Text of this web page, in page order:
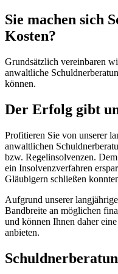
Sie machen sich
Kosten?
Grundsätzlich vereinbaren
anwaltliche
können.
Der Erfolg gibt
Profitieren Sie von unserer
anwaltlichen
bzw. Regelinsolvenzen.
ein Insolvenzverfahren
Gläubigern schließen
Aufgrund unserer
Bandbreite an möglichen
und können Ihnen daher
anbieten.